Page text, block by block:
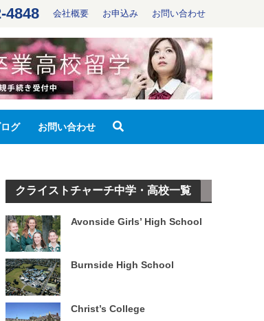
4848 会社概要 お申込み お問い合わせ
グ お問い合わせ
クライストチャーチ中学・高校一覧
Avonside Girls’ High School
Burnside High School
Christ’s College